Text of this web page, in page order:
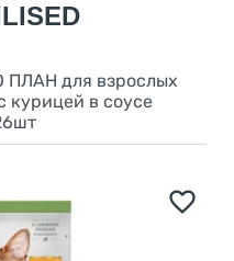
для взрослых
курицей в соусе